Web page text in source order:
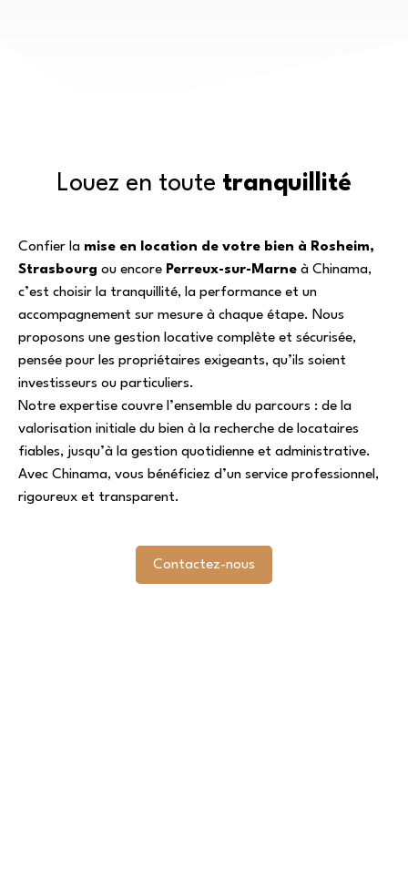
Louez en toute tranquillité
Confier la mise en location de votre bien à Rosheim,
Strasbourg ou encore Perreux-sur-Marne à Chinama,
c’est choisir la tranquillité, la performance et un
accompagnement sur mesure à chaque étape. Nous
proposons une gestion locative complète et sécurisée,
pensée pour les propriétaires exigeants, qu’ils soient
investisseurs ou particuliers.
Notre expertise couvre l’ensemble du parcours : de la
valorisation initiale du bien à la recherche de locataires
fiables, jusqu’à la gestion quotidienne et administrative.
Avec Chinama, vous bénéficiez d’un service professionnel,
rigoureux et transparent.
Contactez-nous